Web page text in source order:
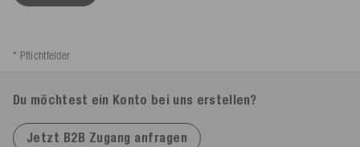
* Pflichtfelder
Du möchtest ein Konto bei uns erstellen?
Jetzt B2B Zugang anfragen